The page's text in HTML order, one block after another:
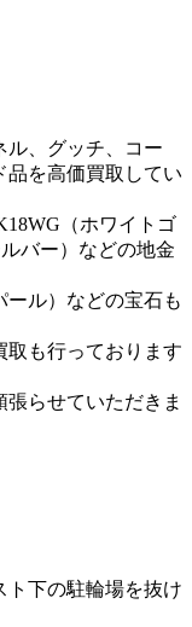
ル、グッチ、コー
品を高価買取してい
（ホワイトゴ
バー）などの地金
ール）などの宝石も
取も行っております
らせていただきま
ト下の駐輪場を抜け